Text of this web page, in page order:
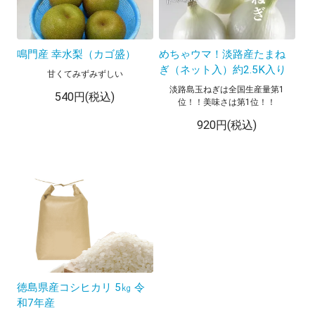
鳴門産 幸水梨（カゴ盛）
甘くてみずみずしい
540円(税込)
めちゃウマ！淡路産たまね
ぎ（ネット入）約2.5K入り
淡路島玉ねぎは全国生産量第1
位！！美味さは第1位！！
920円(税込)
徳島県産コシヒカリ 5㎏ 令
和7年産